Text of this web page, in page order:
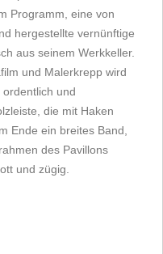
Programm, eine von
hergestellte vernünftige
aus seinem Werkkeller.
und Malerkrepp wird
und
die mit Haken
Ende ein breites Band,
des Pavillons
und zügig.